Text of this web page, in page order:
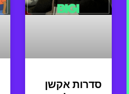
סדרות אקשן